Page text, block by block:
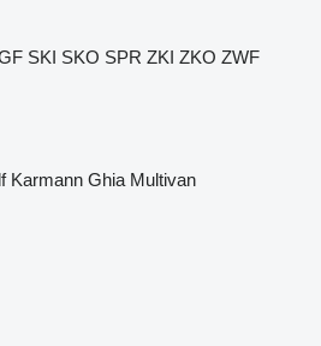
SKI SKO SPR ZKI ZKO ZWF
Karmann Ghia Multivan